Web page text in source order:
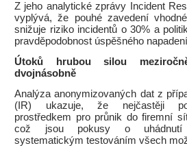
Z jeho analytické zprávy Incident
vyplývá, že pouhé zavedení
snižuje riziko incidentů o 30% a
pravděpodobnost úspěšného
Útoků hrubou silou
dvojnásobně
Analýza anonymizovaných dat z
(IR) ukazuje, že nejčastěji
prostředkem pro průnik do firemní
což jsou pokusy o uhádnutí
systematickým testováním všech